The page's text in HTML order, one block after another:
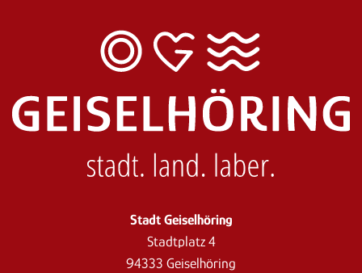
Stadt Geiselhöring
Stadtplatz 4
94333 Geiselhöring